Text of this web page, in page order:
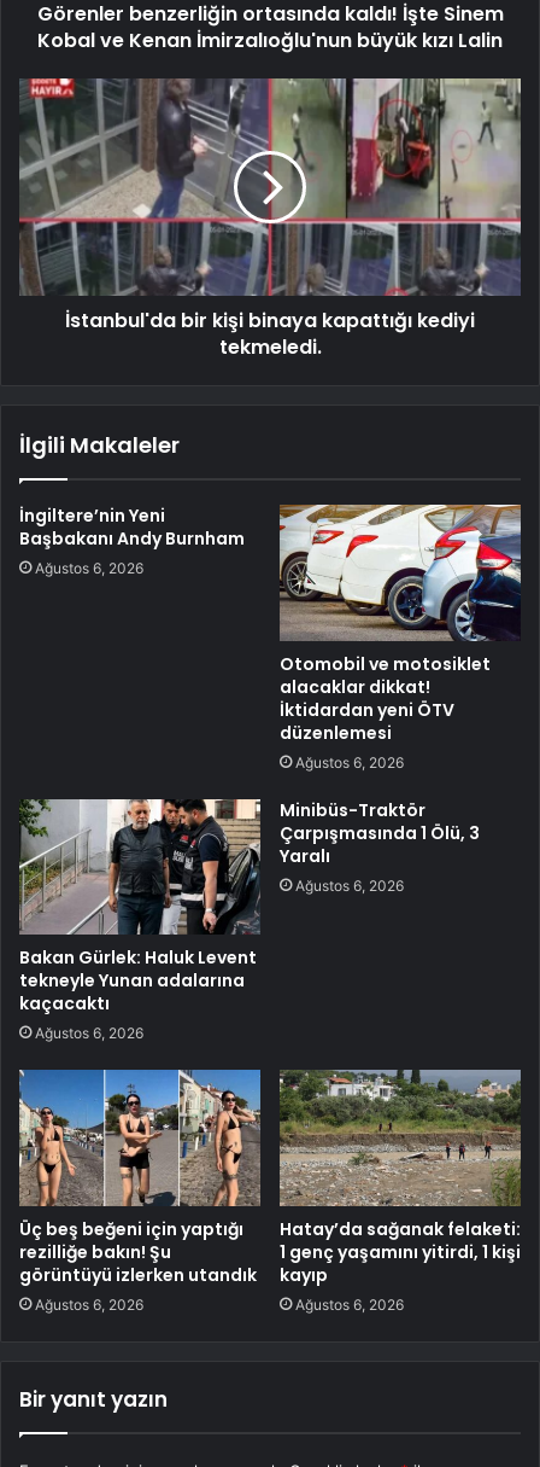
Görenler benzerliğin ortasında kaldı! İşte Sinem
Kobal ve Kenan İmirzalıoğlu'nun büyük kızı Lalin
İstanbul'da bir kişi binaya kapattığı kediyi
tekmeledi.
İlgili Makaleler
İngiltere’nin Yeni
Başbakanı Andy Burnham
Ağustos 6, 2026
Otomobil ve motosiklet
alacaklar dikkat!
İktidardan yeni ÖTV
düzenlemesi
Ağustos 6, 2026
Bakan Gürlek: Haluk Levent
tekneyle Yunan adalarına
kaçacaktı
Ağustos 6, 2026
Minibüs-Traktör
Çarpışmasında 1 Ölü, 3
Yaralı
Ağustos 6, 2026
Üç beş beğeni için yaptığı
rezilliğe bakın! Şu
görüntüyü izlerken utandık
Ağustos 6, 2026
Hatay’da sağanak felaketi:
1 genç yaşamını yitirdi, 1 kişi
kayıp
Ağustos 6, 2026
Bir yanıt yazın